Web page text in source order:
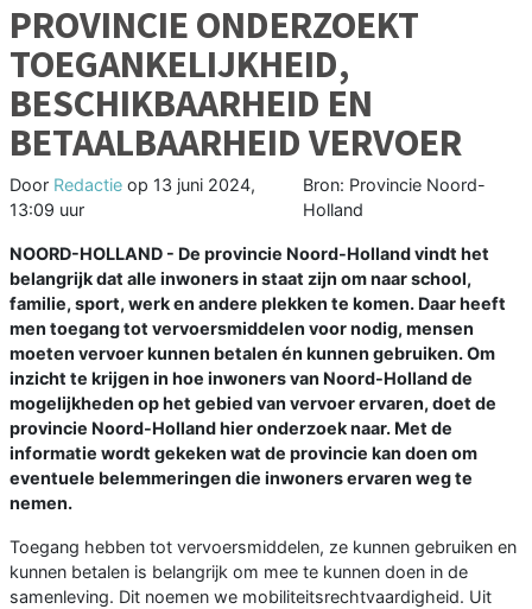
PROVINCIE ONDERZOEKT
TOEGANKELIJKHEID,
BESCHIKBAARHEID EN
BETAALBAARHEID VERVOER
Door Redactie op 13 juni 2024,
13:09 uur
Bron: Provincie Noord-
Holland
NOORD-HOLLAND - De provincie Noord-Holland vindt het
belangrijk dat alle inwoners in staat zijn om naar school,
familie, sport, werk en andere plekken te komen. Daar heeft
men toegang tot vervoersmiddelen voor nodig, mensen
moeten vervoer kunnen betalen én kunnen gebruiken. Om
inzicht te krijgen in hoe inwoners van Noord-Holland de
mogelijkheden op het gebied van vervoer ervaren, doet de
provincie Noord-Holland hier onderzoek naar. Met de
informatie wordt gekeken wat de provincie kan doen om
eventuele belemmeringen die inwoners ervaren weg te
nemen.
Toegang hebben tot vervoersmiddelen, ze kunnen gebruiken en
kunnen betalen is belangrijk om mee te kunnen doen in de
samenleving. Dit noemen we mobiliteitsrechtvaardigheid. Uit